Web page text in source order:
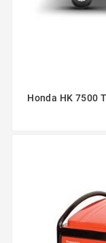
Honda HK 7500